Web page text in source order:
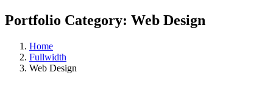
Portfolio Category: Web Design
Home
Fullwidth
Web Design